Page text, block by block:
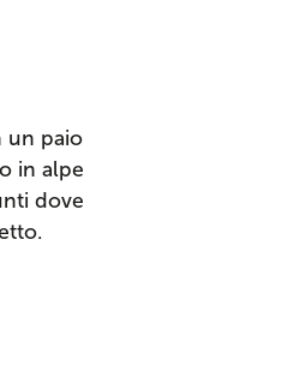
un paio
in alpe
dove